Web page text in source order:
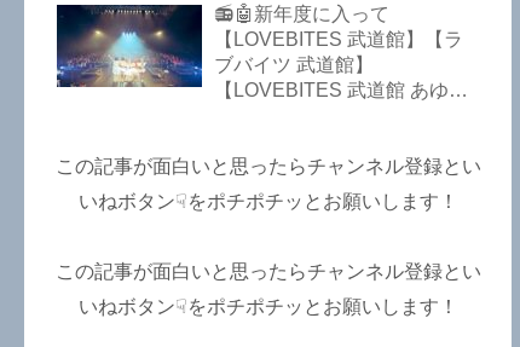
よ…【さらば青春の光 五反田
グルメ】
📻🤖新年度に入って
【LOVEBITES 武道館】【ラ
ブバイツ 武道館】
【LOVEBITES 武道館 あゆ
2025 セトリ】【LOVEBITES
海外の反応】あたりがトレン
ドキーワードのようです。
TOURでは、海外のファンの
姿がたくさん見られました
よ！～しながわロックラジオ
この記事が面白いと思ったらチャンネル登録とい
いねボタン☟をポチポチッとお願いします！
この記事が面白いと思ったらチャンネル登録とい
いねボタン☟をポチポチッとお願いします！